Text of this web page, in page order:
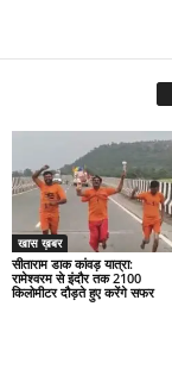
खास ख़बर
सीताराम डाक कांवड़ यात्रा:
रामेश्वरम से इंदौर तक 2100
किलोमीटर दौड़ते हुए करेंगे सफर